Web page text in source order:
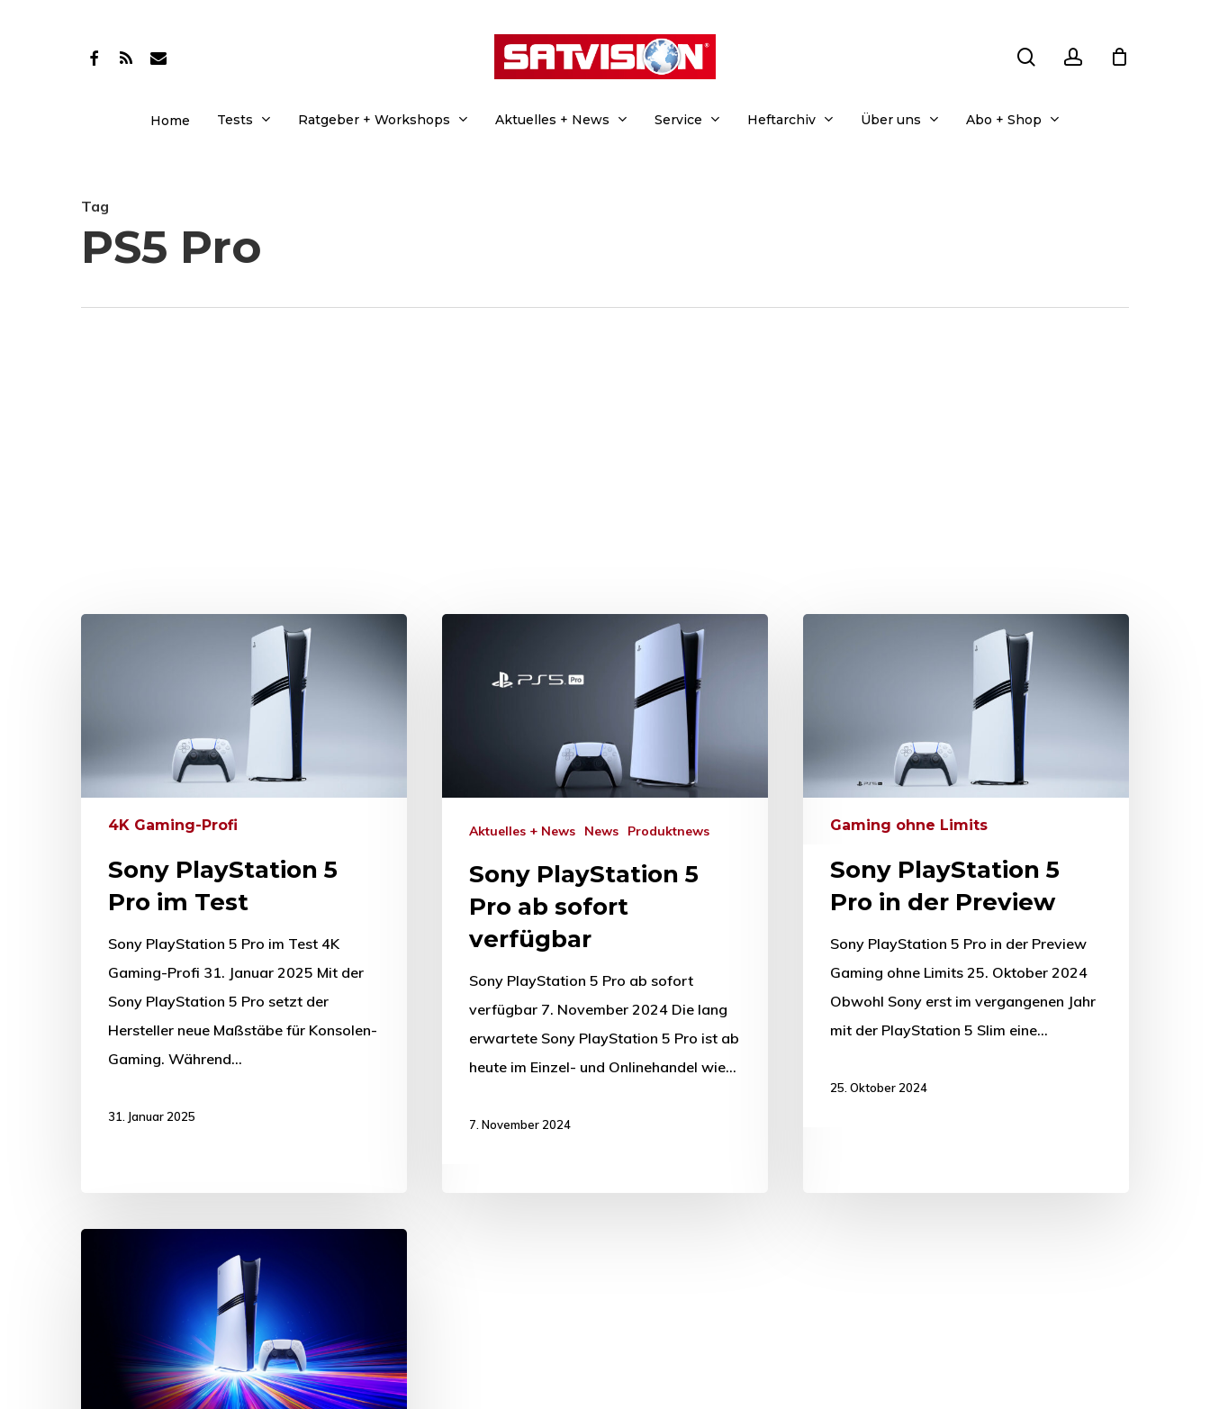
facebook
RSS email
Home Tests Ratgeber + Workshops Aktuelles + News Service Heftarchiv Über uns Abo + Shop
Tag
PS5 Pro
4K Gaming-Profi
Sony PlayStation 5
Pro im Test
Sony PlayStation 5 Pro im Test 4K
Gaming-Profi 31. Januar 2025 Mit der
Sony PlayStation 5 Pro setzt der
Hersteller neue Maßstäbe für Konsolen-
Gaming. Während…
31. Januar 2025
Aktuelles + News News Produktnews
Sony PlayStation 5
Pro ab sofort
verfügbar
Sony PlayStation 5 Pro ab sofort
verfügbar 7. November 2024 Die lang
erwartete Sony PlayStation 5 Pro ist ab
heute im Einzel- und Onlinehandel wie…
7. November 2024
Gaming ohne Limits
Sony PlayStation 5
Pro in der Preview
Sony PlayStation 5 Pro in der Preview
Gaming ohne Limits 25. Oktober 2024
Obwohl Sony erst im vergangenen Jahr
mit der PlayStation 5 Slim eine…
25. Oktober 2024